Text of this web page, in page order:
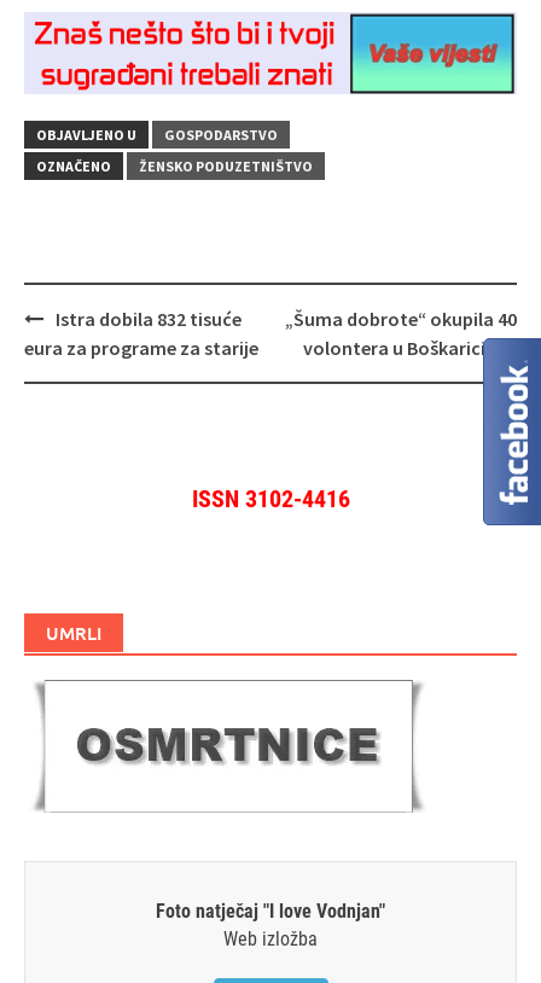
OBJAVLJENO U
GOSPODARSTVO
OZNAČENO
ŽENSKO PODUZETNIŠTVO
Navigacija
objava
Istra dobila 832 tisuće
eura za programe za starije
„Šuma dobrote“ okupila 40
volontera u Boškarici
ISSN 3102-4416
UMRLI
Foto natječaj "I love Vodnjan"
Web izložba